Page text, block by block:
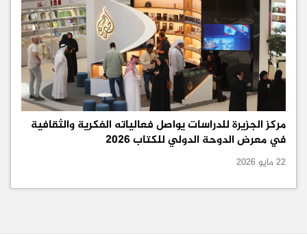
مركز الجزيرة للدراسات يواصل فعالياته الفكرية والثقافية
في معرض الدوحة الدولي للكتاب 2026
22 مايو 2026